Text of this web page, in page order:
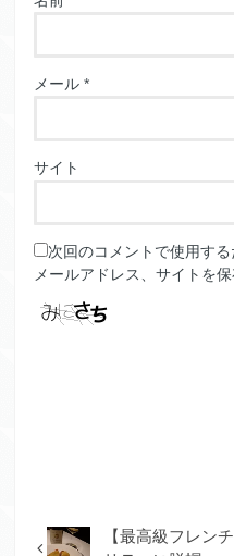
メール*
サイト
次回のコメントで使用す
メールアドレス、サイトを保
【最高級フレン